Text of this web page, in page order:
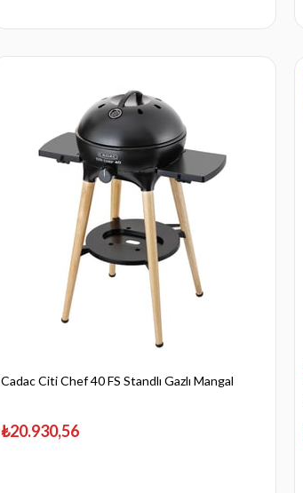
Cadac Citi Chef 40 FS Standlı Gazlı Mangal
₺20.930,56